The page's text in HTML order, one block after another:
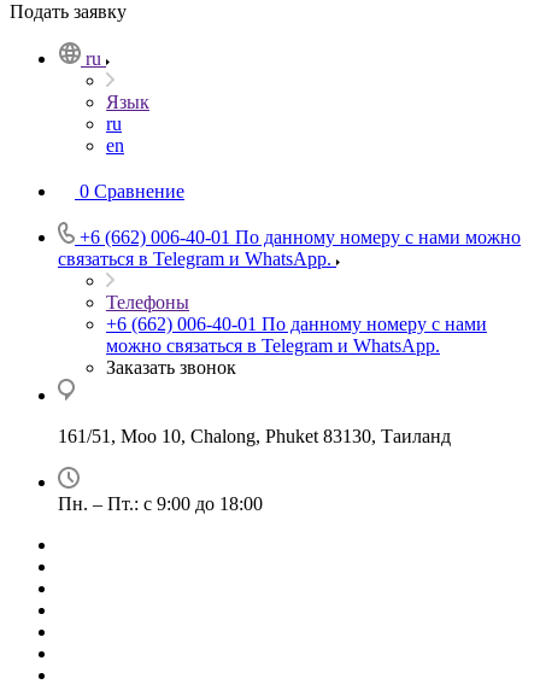
Подать заявку
ru
Язык
ru
en
0 Сравнение
+6 (662) 006-40-01 По данному номеру с нами можно
связаться в Telegram и WhatsApp.
Телефоны
+6 (662) 006-40-01 По данному номеру с нами
можно связаться в Telegram и WhatsApp.
Заказать звонок
161/51, Moo 10, Chalong, Phuket 83130, Таиланд
Пн. – Пт.: с 9:00 до 18:00